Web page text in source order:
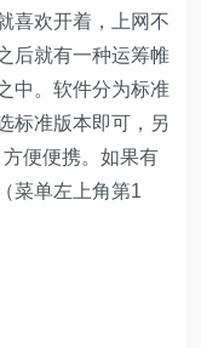
喜欢开着，上网不
后就有一种运筹帷
中。软件分为标准
标准版本即可，另
便便携。如果有
菜单左上角第1